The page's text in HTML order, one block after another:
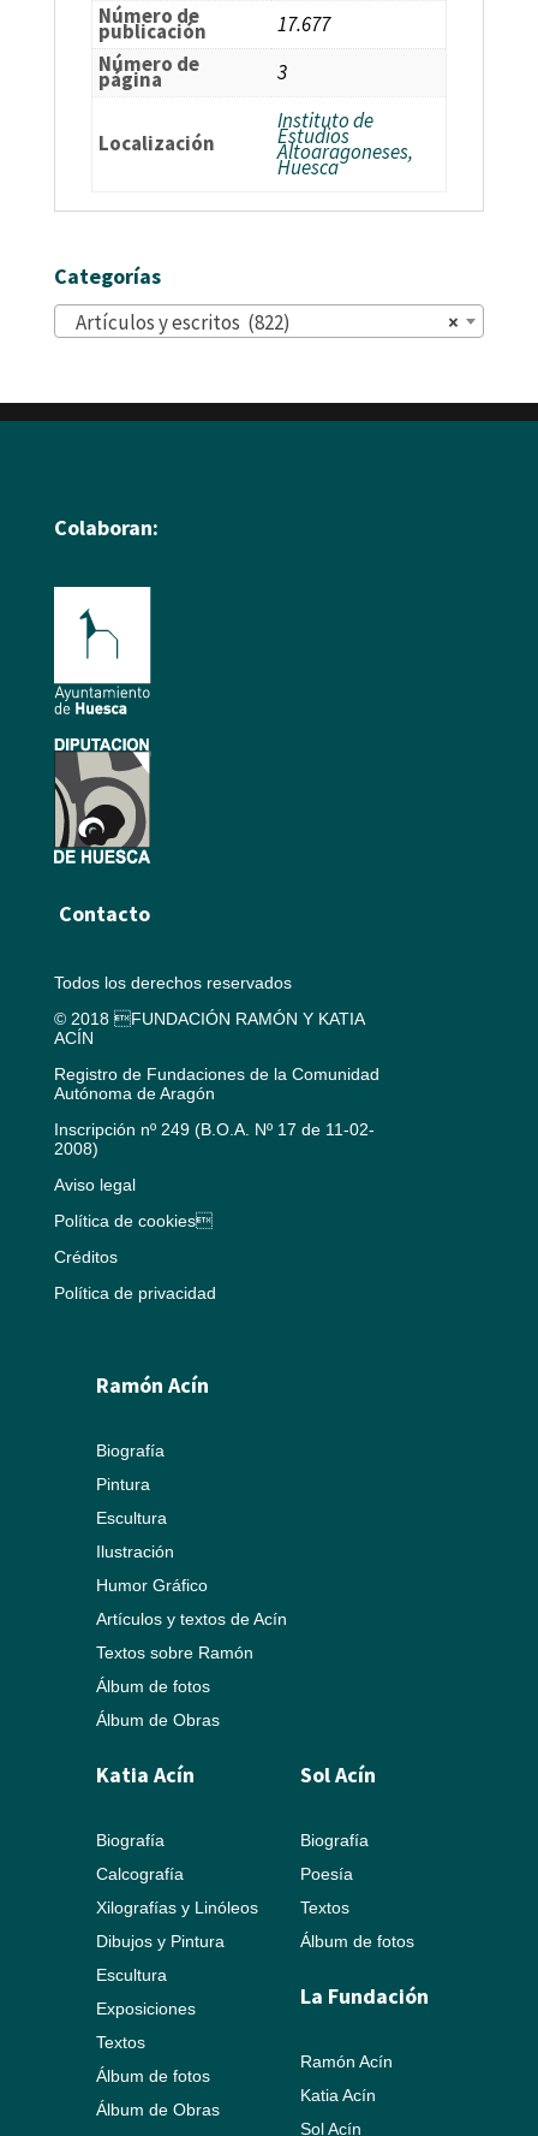
Número de
publicación
17.677
Número de
página 3
Localización
Instituto de
Estudios
Altoaragoneses,
Huesca
Categorías
×
Artículos y escritos (822)
Colaboran:
Contacto
Todos los derechos reservados
© 2018 FUNDACIÓN RAMÓN Y KATIA
ACÍN
Registro de Fundaciones de la Comunidad
Autónoma de Aragón
Inscripción nº 249 (B.O.A. Nº 17 de 11-02-
2008)
Aviso legal
Política de cookies
Créditos
Política de privacidad
Ramón Acín
Biografía
Pintura
Escultura
Ilustración
Humor Gráfico
Artículos y textos de Acín
Textos sobre Ramón
Álbum de fotos
Álbum de Obras
Katia Acín
Biografía
Calcografía
Xilografías y Linóleos
Dibujos y Pintura
Escultura
Exposiciones
Textos
Álbum de fotos
Álbum de Obras
Sol Acín
Biografía
Poesía
Textos
Álbum de fotos
La Fundación
Ramón Acín
Katia Acín
Sol Acín